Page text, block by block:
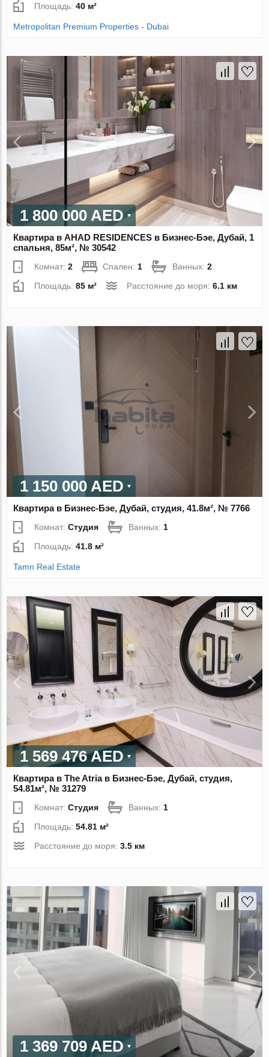
Площадь:40 м²
Metropolitan Premium Properties - Dubai
1 800 000 AED
Квартира в AHAD RESIDENCES в Бизнес-Бэе, Дубай, 1
спальня, 85м², № 30542
Комнат:2 Спален:1 Ванных:2
Площадь:85 м² Расстояние до моря:6.1 км
1 150 000 AED
Квартира в Бизнес-Бэе, Дубай, студия, 41.8м², № 7766
Комнат:Студия Ванных: 1
Площадь:41.8 м²
Tamn Real Estate
1 569 476 AED
Квартира в The Atria в Бизнес-Бэе, Дубай, студия,
54.81м², № 31279
Комнат:Студия Ванных: 1
Площадь:54.81 м²
Расстояние до моря:3.5 км
1 369 709 AED